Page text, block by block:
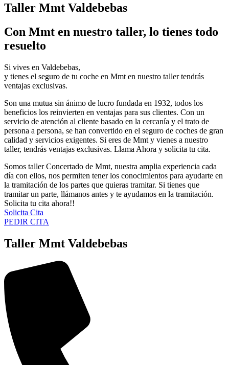
Taller Mmt Valdebebas
Con Mmt en nuestro taller, lo tienes todo
resuelto
Si vives en Valdebebas,
y tienes el seguro de tu coche en Mmt en nuestro taller tendrás
ventajas exclusivas.
Son una mutua sin ánimo de lucro fundada en 1932, todos los
beneficios los reinvierten en ventajas para sus clientes. Con un
servicio de atención al cliente basado en la cercanía y el trato de
persona a persona, se han convertido en el seguro de coches de gran
calidad y servicios exigentes. Si eres de Mmt y vienes a nuestro
taller, tendrás ventajas exclusivas. Llama Ahora y solicita tu cita.
Somos taller Concertado de Mmt, nuestra amplia experiencia cada
día con ellos, nos permiten tener los conocimientos para ayudarte en
la tramitación de los partes que quieras tramitar. Si tienes que
tramitar un parte, llámanos antes y te ayudamos en la tramitación.
Solicita tu cita ahora!!
Solicita Cita
PEDIR CITA
Taller Mmt Valdebebas